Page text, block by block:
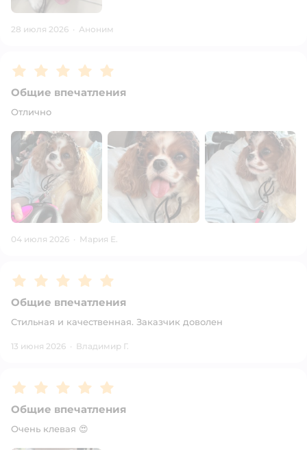
28 июля 2026 · Аноним
Рейтинг:5
Общие впечатления
Отлично
04 июля 2026 · Мария Е.
Рейтинг:5
Общие впечатления
Стильная и качественная. Заказчик доволен
13 июня 2026 · Владимир Г.
Рейтинг:5
Общие впечатления
Очень клевая 😍